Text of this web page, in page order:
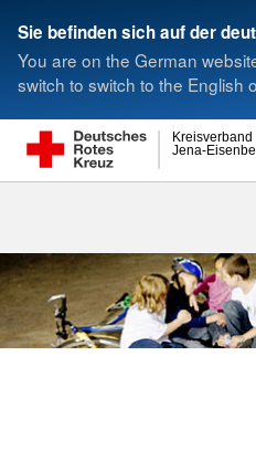
Sie befinden sich auf der
You are on the German
switch to switch to the English
Jena-
Kreisverband